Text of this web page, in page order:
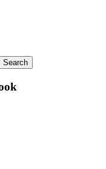
Search